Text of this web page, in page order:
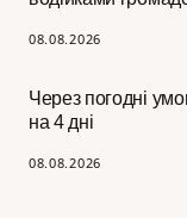
08.08.2026
Через погодні
на 4 дні
08.08.2026